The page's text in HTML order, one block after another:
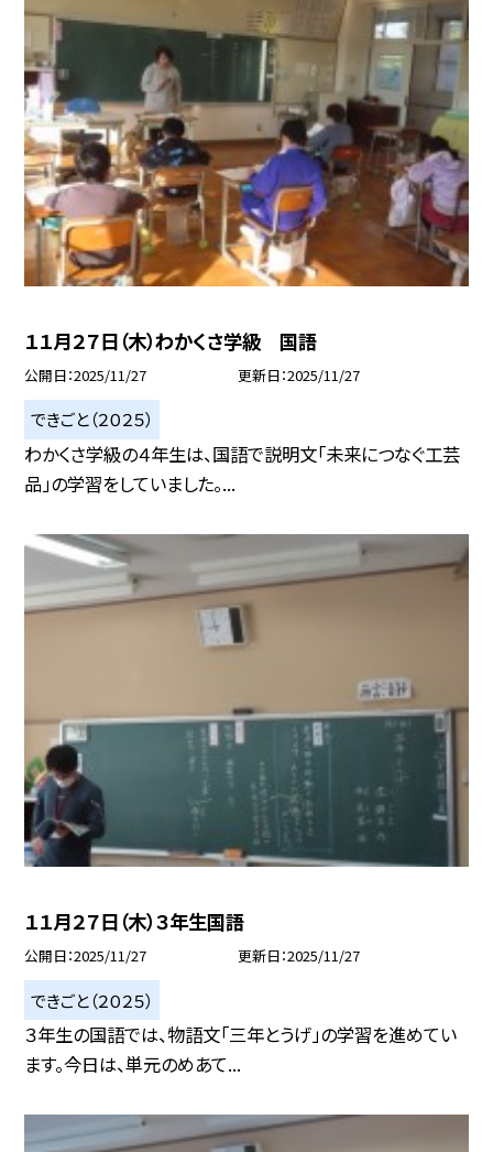
１１月２７日（木）わかくさ学級 国語
公開日 2025/11/27 更新日 2025/11/27
できごと（２０２５）
わかくさ学級の４年生は、国語で説明文「未来につなぐ工芸
品」の学習をしていました。...
１１月２７日（木）３年生国語
公開日 2025/11/27 更新日 2025/11/27
できごと（２０２５）
３年生の国語では、物語文「三年とうげ」の学習を進めてい
ます。今日は、単元のめあて...